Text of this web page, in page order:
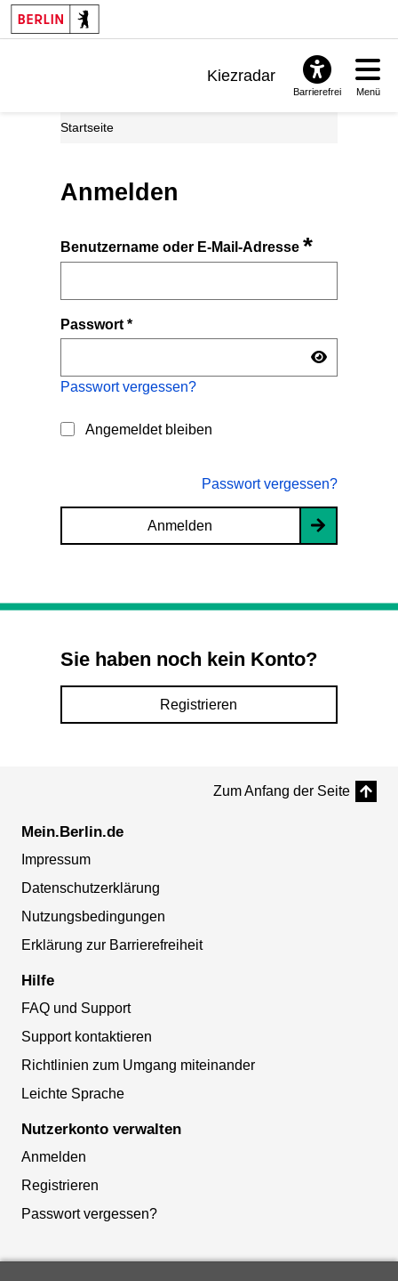
Kiezradar
Barrierefrei Menü
Startseite
Anmelden
Benutzername oder E-Mail-Adresse*
Passwort*
Passwort vergessen?
Angemeldet bleiben
Passwort vergessen?
Anmelden
Sie haben noch kein Konto?
Registrieren
Zum Anfang der Seite
Mein.Berlin.de
Impressum
Datenschutzerklärung
Nutzungsbedingungen
Erklärung zur Barrierefreiheit
Hilfe
FAQ und Support
Support kontaktieren
Richtlinien zum Umgang miteinander
Leichte Sprache
Nutzerkonto verwalten
Anmelden
Registrieren
Passwort vergessen?